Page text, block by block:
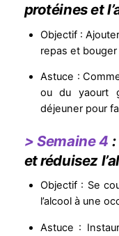
protéines et
Objectif :
repas et bouger
Astuce :
ou du yaourt
déjeuner pour
> Semaine 4
et réduisez
Objectif : Se
l’alcool à une
Astuce :